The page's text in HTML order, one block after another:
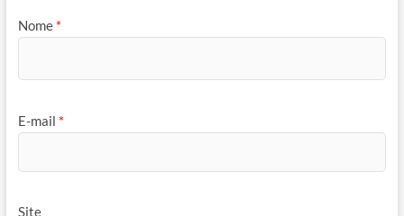
Nome *
E-mail *
Site